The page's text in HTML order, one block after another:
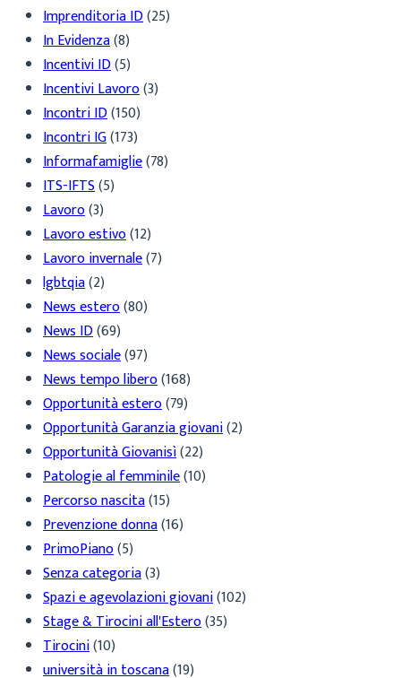
Imprenditoria ID(25)
In Evidenza(8)
Incentivi ID(5)
Incentivi Lavoro(3)
Incontri ID(150)
Incontri IG(173)
Informafamiglie(78)
ITS-IFTS(5)
Lavoro(3)
Lavoro estivo(12)
Lavoro invernale(7)
lgbtqia(2)
News estero(80)
News ID(69)
News sociale(97)
News tempo libero(168)
Opportunità estero(79)
Opportunità Garanzia giovani(2)
Opportunità Giovanisì(22)
Patologie al femminile(10)
Percorso nascita(15)
Prevenzione donna(16)
PrimoPiano(5)
Senza categoria(3)
Spazi e agevolazioni giovani(102)
Stage & Tirocini all'Estero(35)
Tirocini(10)
università in toscana(19)